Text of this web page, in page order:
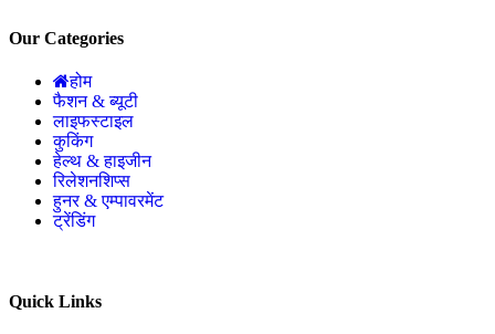
Our Categories
होम
फैशन & ब्यूटी
लाइफस्टाइल
कुकिंग
हेल्थ & हाइजीन
रिलेशनशिप्स
हुनर & एम्पावरमेंट
ट्रेंडिंग
Quick Links